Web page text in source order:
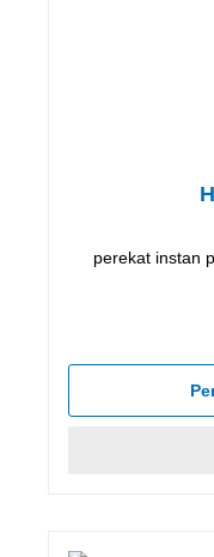
perekat instan